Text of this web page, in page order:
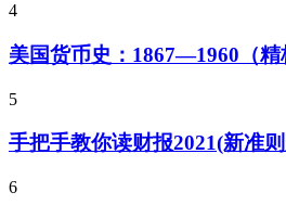
4
美国货币史：1867—1960（精
5
手把手教你读财报2021(新准
6